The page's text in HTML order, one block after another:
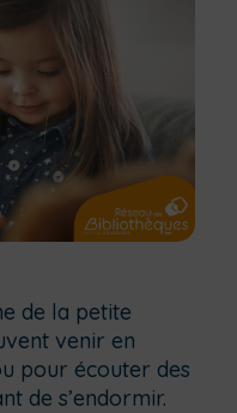
de la petite
venir en
pour écouter des
de s’endormir.